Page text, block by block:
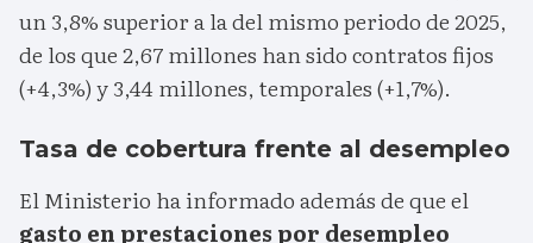
un 3,8% superior a la del mismo periodo de 2025,
de los que 2,67 millones han sido contratos fijos
(+4,3%) y 3,44 millones, temporales (+1,7%).
Tasa de cobertura frente al desempleo
El Ministerio ha informado además de que el
gasto en prestaciones por desempleo